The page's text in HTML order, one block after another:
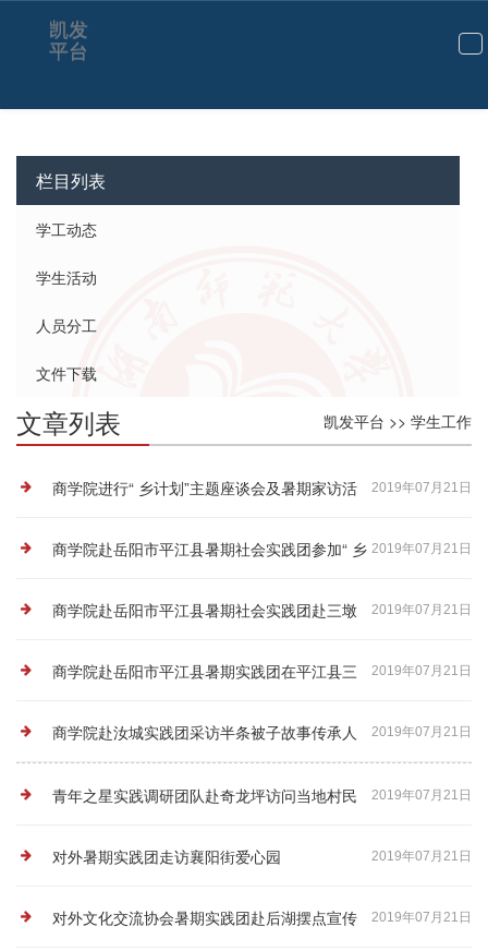
学生工作-凯发平台
切
航
凯发
平台
栏目列表
学工动态
学生活动
人员分工
文件下载
凯发平台 >> 学生工作
文章列表
2019年07月21日
商学院进行“ 乡计划”主题座谈会及暑期家访活
动 2019年07月21日
商学院赴岳阳市平江县暑期社会实践团参加“ 乡
计划”座谈会 2019年07月21日
商学院赴岳阳市平江县暑期社会实践团赴三墩
镇实地调研 2019年07月21日
商学院赴岳阳市平江县暑期实践团在平江县三
墩乡开展筹备调研及调研工作 2019年07月21日
商学院赴汝城实践团采访半条被子故事传承人
2019年07月21日
青年之星实践调研团队赴奇龙坪访问当地村民
2019年07月21日
对外暑期实践团走访襄阳街爱心园
2019年07月21日
对外文化交流协会暑期实践团赴后湖摆点宣传